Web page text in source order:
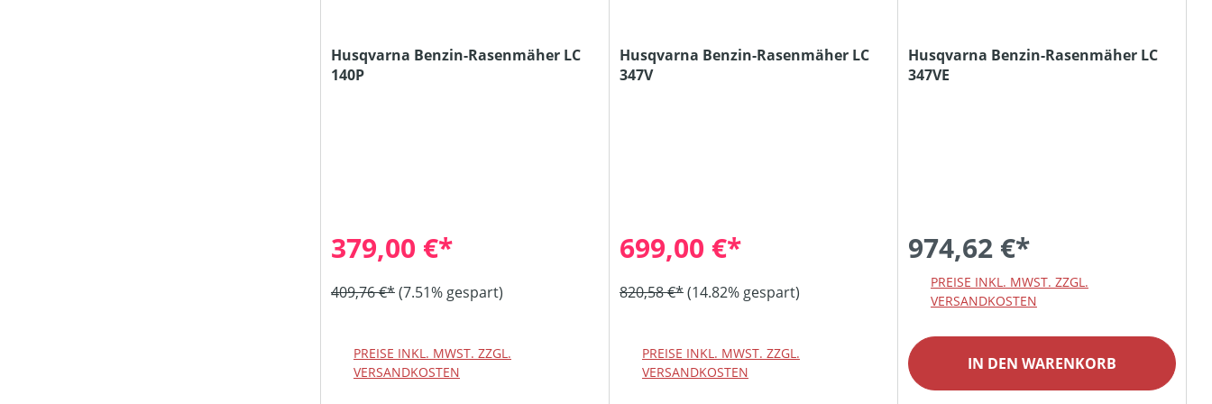
Husqvarna Benzin-Rasenmäher LC
140P
379,00 €*
409,76 €*(7.51% gespart)
PREISE INKL. MWST. ZZGL.
VERSANDKOSTEN
Husqvarna Benzin-Rasenmäher LC
347V
699,00 €*
820,58 €*(14.82% gespart)
PREISE INKL. MWST. ZZGL.
VERSANDKOSTEN
Husqvarna Benzin-Rasenmäher LC
347VE
974,62 €*
PREISE INKL. MWST. ZZGL.
VERSANDKOSTEN
IN DEN WARENKORB